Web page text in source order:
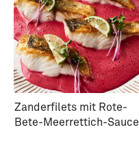
Zanderfilets mit Rote-
Bete-Meerrettich-Sauce